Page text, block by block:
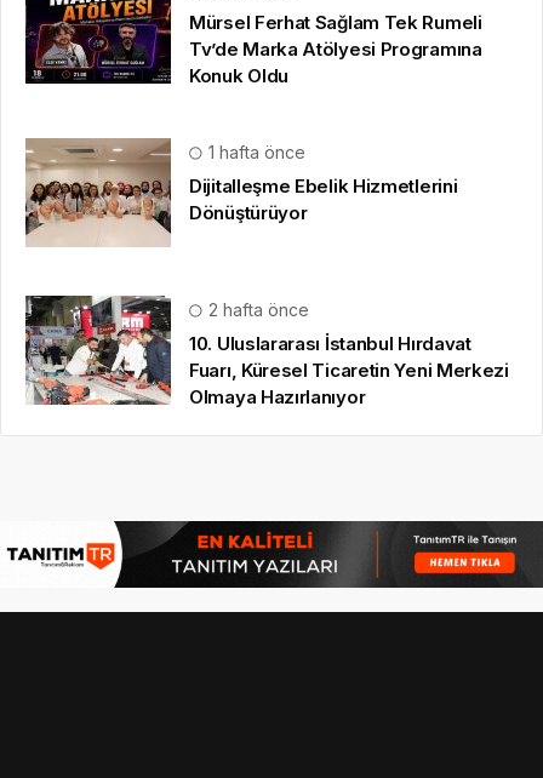
Mürsel Ferhat Sağlam Tek Rumeli
Tv’de Marka Atölyesi Programına
Konuk Oldu
1 hafta önce
Dijitalleşme Ebelik Hizmetlerini
Dönüştürüyor
2 hafta önce
10. Uluslararası İstanbul Hırdavat
Fuarı, Küresel Ticaretin Yeni Merkezi
Olmaya Hazırlanıyor